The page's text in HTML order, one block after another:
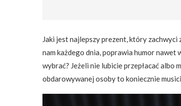
Jaki jest najlepszy prezent, który
nam każdego dnia, poprawia humor nawet
wybrać? Jeżeli nie lubicie przepłacać
obdarowywanej osoby to koniecznie